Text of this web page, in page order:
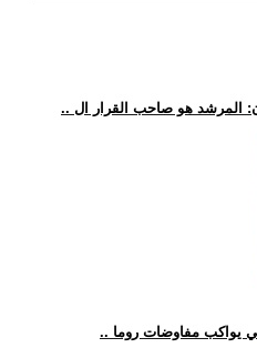
المرشد هو صاحب القرار ال
يواكب مفاوضات روما